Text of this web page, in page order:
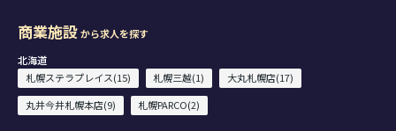
商業施設から求人を探す
北海道
札幌ステラプレイス(15)
札幌三越(1)
大丸札幌店(17)
丸井今井札幌本店(9)
札幌PARCO(2)